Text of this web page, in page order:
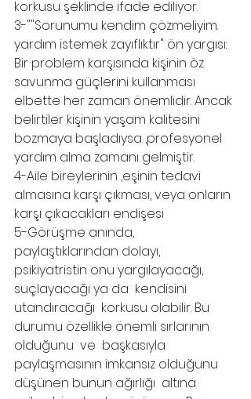
korkusu şeklinde ifade ediliyor.
3-""Sorunumu kendim çözmeliyim.
yardım istemek zayıflıktır" ön yargısı:
Bir problem karşısında kişinin öz
savunma güçlerini kullanması
elbette her zaman önemlidir. Ancak
belirtiler kişinin yaşam kalitesini
bozmaya başladıysa ,profesyonel
yardım alma zamanı gelmiştir.
4-Aile bireylerinin ,eşinin tedavi
almasına karşı çıkması, veya onların
karşı çıkacakları endişesi
5-Görüşme anında,
paylaştıklarından dolayı,
psikiyatristin onu yargılayacağı,
suçlayacağı ya da  kendisini
utandıracağı  korkusu olabilir. Bu
durumu özellikle önemli sırlarının
olduğunu  ve  başkasıyla
paylaşmasının imkansız olduğunu
düşünen bunun ağırlığı  altına